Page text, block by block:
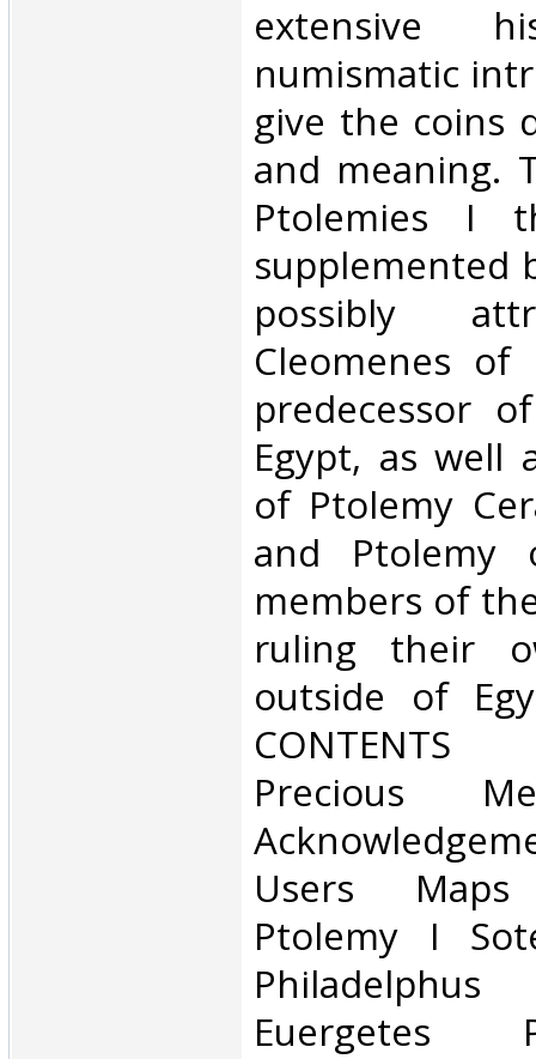
extensive
numismatic
give the coins
and meaning.
Ptolemies I
supplemented
possibly
Cleomenes of
predecessor
Egypt, as well
of Ptolemy
and Ptolemy
members of
ruling their
outside of
Precious
Users Maps
Ptolemy I
Euergetes